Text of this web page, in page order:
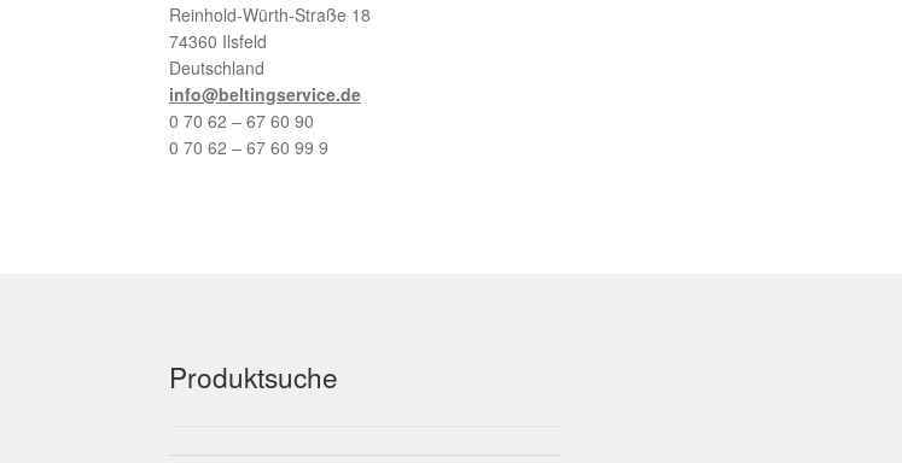
Reinhold-Würth-Straße 18
74360 Ilsfeld
Deutschland
info@beltingservice.de
0 70 62 – 67 60 90
0 70 62 – 67 60 99 9
Produktsuche